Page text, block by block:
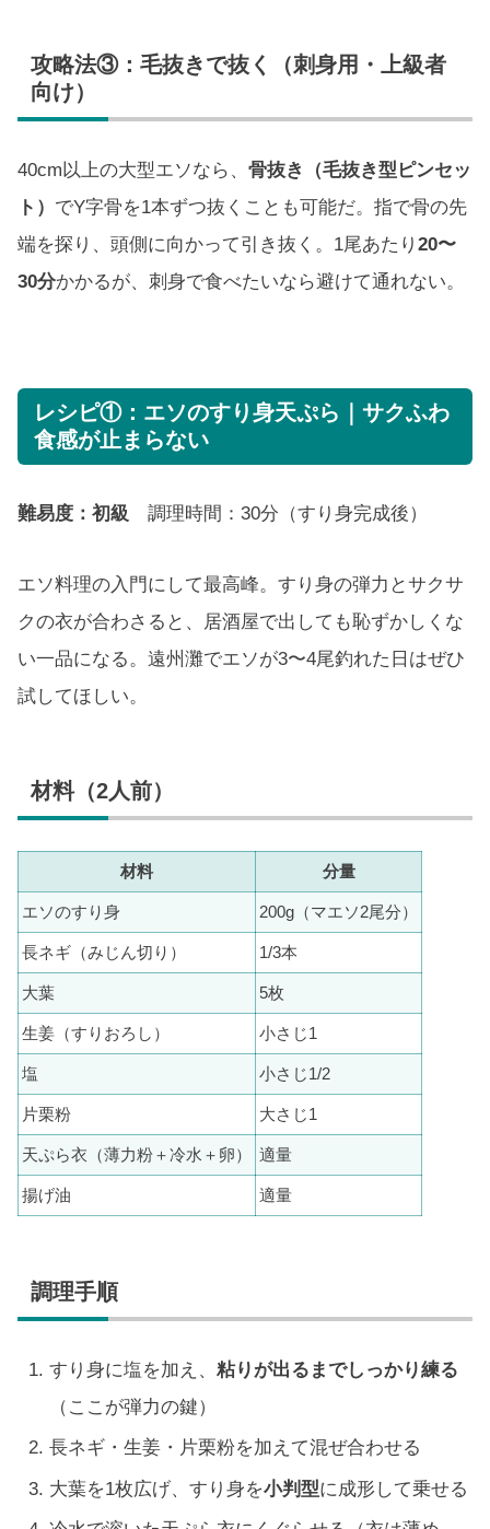
攻略法③：毛抜きで抜く（刺身用・上級者
向け）
40cm以上の大型エソなら、 骨抜き（毛抜き型ピンセッ
ト） でY字骨を1本ずつ抜くことも可能だ。指で骨の先
端を探り、頭側に向かって引き抜く。1尾あたり 20〜
30分かかるが、刺身で食べたいなら避けて通れない。
レシピ①：エソのすり身天ぷら｜サクふわ
食感が止まらない
難易度：初級 調理時間：30分（すり身完成後）
エソ料理の入門にして最高峰。すり身の弾力とサクサ
クの衣が合わさると、居酒屋で出しても恥ずかしくな
い一品になる。遠州灘でエソが3〜4尾釣れた日はぜひ
試してほしい。
材料（2人前）
材料 分量
エソのすり身 200g（マエソ2尾分）
長ネギ（みじん切り） 1/3本
大葉 5枚
生姜（すりおろし） 小さじ1
塩 小さじ1/2
片栗粉 大さじ1
天ぷら衣（薄力粉＋冷水＋卵） 適量
揚げ油 適量
調理手順
すり身に塩を加え、粘りが出るまでしっかり練る
（ここが弾力の鍵）
長ネギ・生姜・片栗粉を加えて混ぜ合わせる
大葉を1枚広げ、すり身を小判型に成形して乗せる